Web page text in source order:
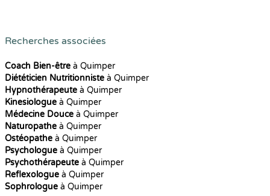
Recherches associées
Coach Bien-être à Quimper
Diététicien Nutritionniste à Quimper
Hypnothérapeute à Quimper
Kinesiologue à Quimper
Médecine Douce à Quimper
Naturopathe à Quimper
Ostéopathe à Quimper
Psychologue à Quimper
Psychothérapeute à Quimper
Reflexologue à Quimper
Sophrologue à Quimper